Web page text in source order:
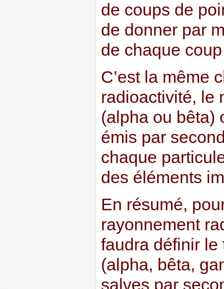
de coups de
de donner par
de chaque
C’est la même
radioactivité, le
(alpha ou bêta)
émis par
chaque
des éléments
En résumé,
rayonnement
faudra définir le
(alpha, bêta,
salves par